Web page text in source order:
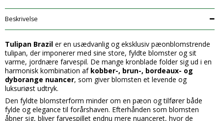
Beskrivelse
Tulipan Brazil er en usædvanlig og eksklusiv pæonblomstrende
tulipan, der imponerer med sine store, fyldte blomster og sit
varme, jordnære farvespil. De mange kronblade folder sig ud i en
harmonisk kombination af kobber-, brun-, bordeaux- og
dyborange nuancer, som giver blomsten et levende og
luksuriøst udtryk.
Den fyldte blomsterform minder om en pæon og tilfører både
fylde og elegance til forårshaven. Efterhånden som blomsten
åbner sig, bliver farvespillet endnu mere nuanceret, hvor de